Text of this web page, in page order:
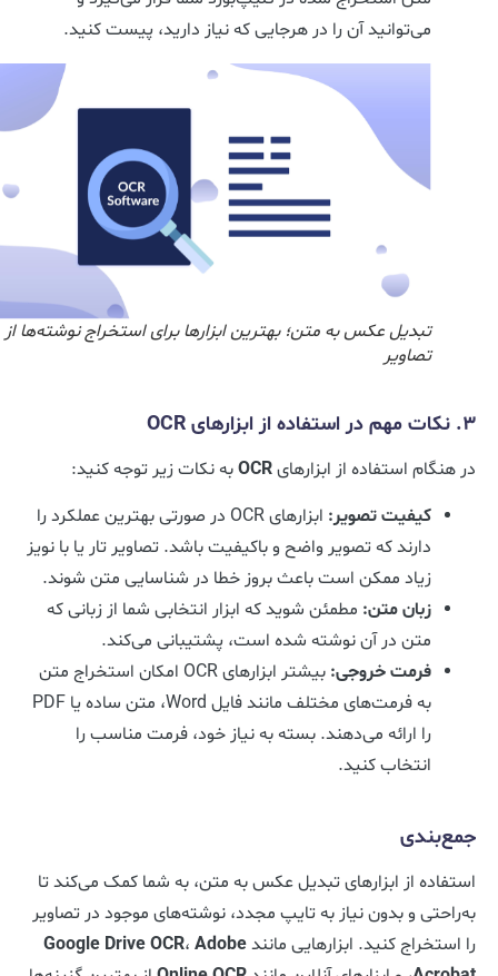
می‌توانید آن را در هرجایی که نیاز دارید، پیست کنید.
تبدیل عکس به متن؛ بهترین ابزارها برای استخراج نوشته‌ها از
تصاویر
در هنگام استفاده از ابزارهایOCRبه نکات زیر توجه کنید:
کیفیت تصویر:
ابزارهای OCR در صورتی بهترین عملکرد را
دارند که تصویر واضح و باکیفیت باشد. تصاویر تار یا با نویز
زیاد ممکن است باعث بروز خطا در شناسایی متن شوند.
زبان متن:مطمئن شوید که ابزار انتخابی شما از زبانی که
متن در آن نوشته شده است، پشتیبانی می‌کند.
فرمت خروجی:
بیشتر ابزارهای OCR امکان استخراج متن
به فرمت‌های مختلف مانند فایل Word، متن ساده یا PDF
را ارائه می‌دهند. بسته به نیاز خود، فرمت مناسب را
انتخاب کنید.
جمع‌بندی
استفاده از ابزارهای تبدیل عکس به متن، به شما کمک می‌کند تا
به‌راحتی و بدون نیاز به تایپ مجدد، نوشته‌های موجود در تصاویر
را استخراج کنید. ابزارهایی مانند
Google Drive OCR،Adobe